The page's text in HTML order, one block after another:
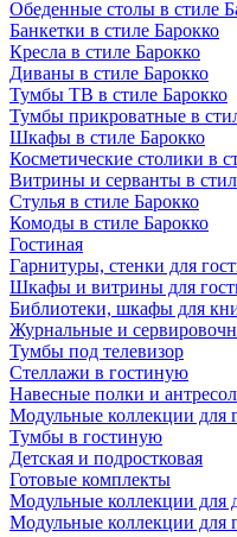
Обеденные столы в стиле
Банкетки в стиле Барокко
Кресла в стиле Барокко
Диваны в стиле Барокко
Тумбы ТВ в стиле Барокко
Тумбы прикроватные в
Шкафы в стиле Барокко
Косметические столики в
Витрины и серванты в
Стулья в стиле Барокко
Комоды в стиле Барокко
Гостиная
Гарнитуры, стенки для
Шкафы и витрины для
Библиотеки, шкафы для
Журнальные и
Тумбы под телевизор
Стеллажи в гостиную
Навесные полки и
Модульные коллекции для
Тумбы в гостиную
Детская и подростковая
Готовые комплекты
Модульные коллекции для
Модульные коллекции для